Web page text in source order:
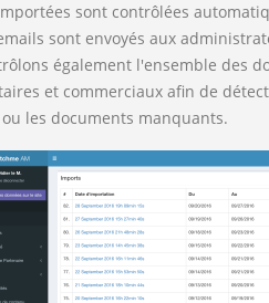
sont contrôlées
sont envoyés aux
également l'ensemble des
et commerciaux afin de
les documents manquants.